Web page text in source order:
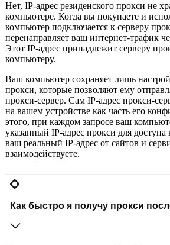
Нет, IP-адрес резиденского прокси не
компьютере. Когда вы покупаете и
компьютер подключается к серверу
перенаправляет ваш интернет-трафик
Этот IP-адрес принадлежит серверу
компьютеру.
Ваш компьютер сохраняет лишь
прокси, которые позволяют ему
прокси-сервер. Сам IP-адрес прокси-
на вашем устройстве как часть его
этого, при каждом запросе ваш
указанный IP-адрес прокси для доступа
ваш реальный IP-адрес от сайтов и
взаимодействуете.
Как быстро я получу прокси